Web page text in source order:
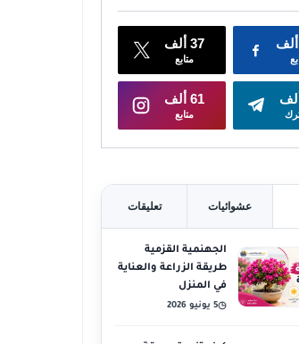
عشوائيات تعليقات
الجهنمية القزمية
طريقة الزراعة والعناية
في المنزل
◷5 يونيو 2026